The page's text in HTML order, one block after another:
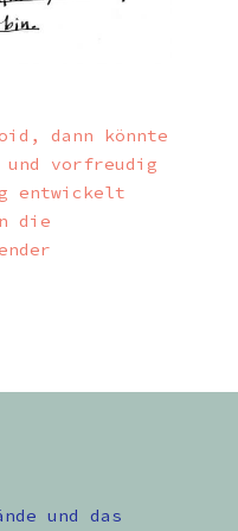
dann könnte
vorfreudig
entwickelt
die
und das